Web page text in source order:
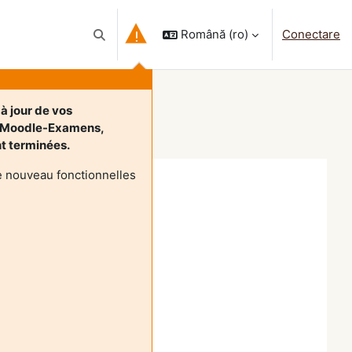
Afișați căutarea
jour de vos
Examens,
terminées.
nouveau fonctionnelles
Română ‎(ro)‎ Conectare